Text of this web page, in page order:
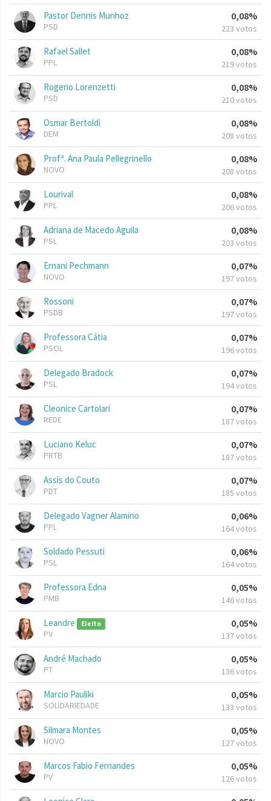
Pastor Dennis Munhoz
PSD
0,08%
223 votos
Rafael Sallet
PPL
0,08%
219 votos
Rogerio Lorenzetti
PSD
0,08%
210 votos
Osmar Bertoldi
DEM
0,08%
208 votos
Profª. Ana Paula Pellegrinello
NOVO
0,08%
208 votos
Lourival
PPL
0,08%
206 votos
Adriana de Macedo Aguila
PSL
0,08%
203 votos
Ernani Pechmann
NOVO
0,07%
197 votos
Rossoni
PSDB
0,07%
197 votos
Professora Cátia
PSOL
0,07%
196 votos
Delegado Bradock
PSL
0,07%
194 votos
Cleonice Cartolari
REDE
0,07%
187 votos
Luciano Keluc
PRTB
0,07%
187 votos
Assis do Couto
PDT
0,07%
185 votos
Delegado Vagner Alamino
PPL
0,06%
164 votos
Soldado Pessuti
PSL
0,06%
164 votos
Professora Edna
PMB
0,05%
146 votos
Leandre Eleito
PV
0,05%
137 votos
André Machado
PT
0,05%
136 votos
Marcio Pauliki
SOLIDARIEDADE
0,05%
133 votos
Silmara Montes
NOVO
0,05%
127 votos
Marcos Fabio Fernandes
PV
0,05%
126 votos